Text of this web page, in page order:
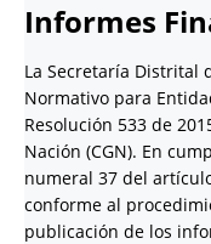
Informes
La Secretaría Distrital
Normativo para
Resolución 533 de
Nación (CGN). En
numeral 37 del
conforme al
publicación de los